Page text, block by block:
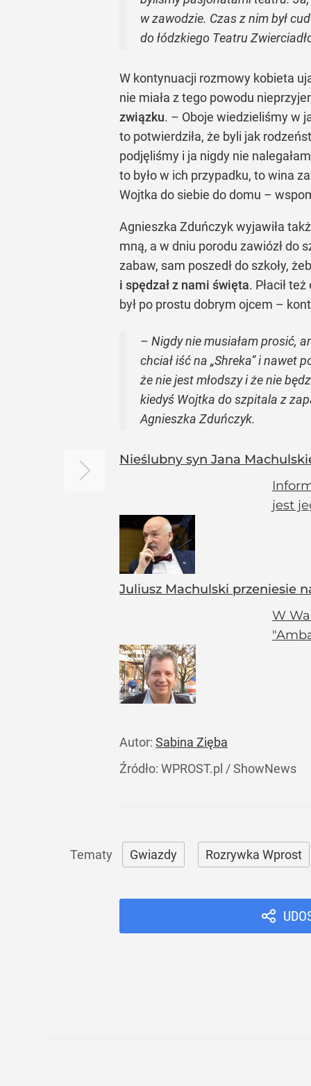
w zawodzie. Czas z nim był
do łódzkiego Teatru
W kontynuacji rozmowy kobieta
nie miała z tego powodu
związku. – Oboje wiedzieliśmy w
to potwierdziła, że byli jak
podjęliśmy i ja nigdy nie
to było w ich przypadku, to wina
Wojtka do siebie do domu –
Agnieszka Zduńczyk wyjawiła
mną, a w dniu porodu zawiózł do
zabaw, sam poszedł do szkoły,
i spędzał z nami święta. Płacił
był po prostu dobrym ojcem –
– Nigdy nie musiałam prosić,
chciał iść na „Shreka” i nawet
że nie jest młodszy i że nie
kiedyś Wojtka do szpitala z
Agnieszka Zduńczyk.
Nieślubny syn Jana
jest
Juliusz Machulski przeniesie
W
Autor: Sabina Zięba
Źródło: WPROST.pl /ShowNews
Gwiazdy Rozrywka Wprost